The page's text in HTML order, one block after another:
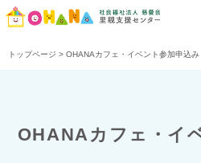
トップページ > OHANAカフェ・イベント参加申込み
OHANAカフェ・イ